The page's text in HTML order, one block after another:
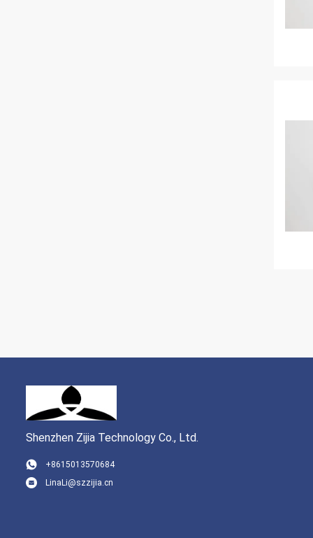
Shenzhen Zijia Technology Co., Ltd.
+8615013570684
LinaLi@szzijia.cn